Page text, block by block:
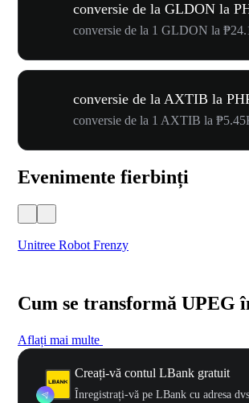
conversie de la GLDON la
conversie de la 1 GLDON la
conversie de la AXTIB la
conversie de la 1 AXTIB la
Evenimente fierbinți
Unitree Robot Frenzy
Cum se transformă UPEG
Aflați mai multe
Creați-vă contul LBank gratuit
Înregistrați-vă pe LBank cu adresa